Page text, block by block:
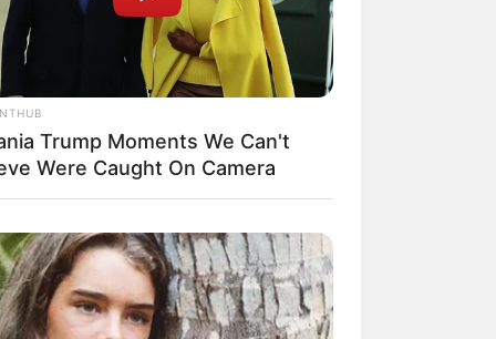
Trump Moments We Can't
Were Caught On Camera